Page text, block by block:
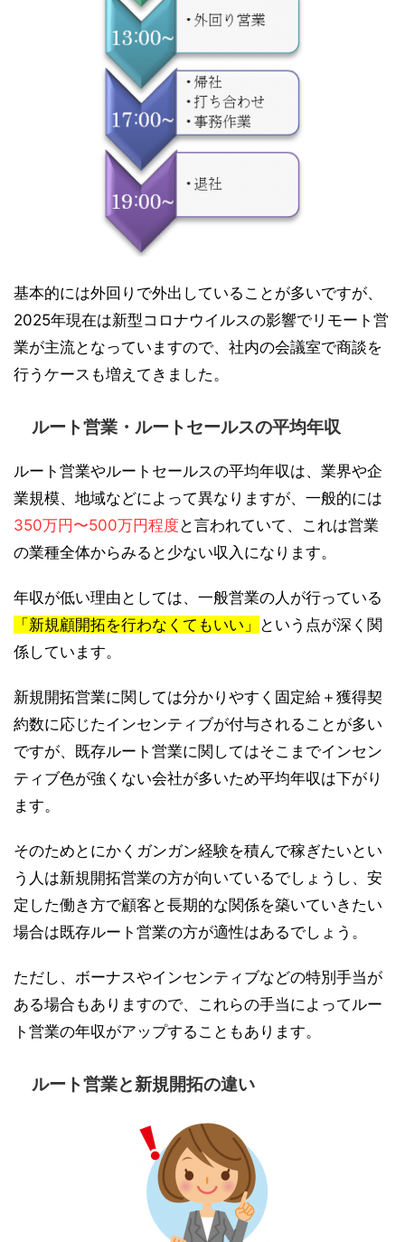
基本的には外回りで外出していることが多いですが、
2025年現在は新型コロナウイルスの影響でリモート営
業が主流となっていますので、社内の会議室で商談を
行うケースも増えてきました。
ルート営業・ルートセールスの平均年収
ルート営業やルートセールスの平均年収は、業界や企
業規模、地域などによって異なりますが、一般的には
350万円〜500万円程度と言われていて、これは営業
の業種全体からみると少ない収入になります。
年収が低い理由としては、一般営業の人が行っている
「新規顧開拓を行わなくてもいい」
という点が深く関
係しています。
新規開拓営業に関しては分かりやすく固定給＋獲得契
約数に応じたインセンティブが付与されることが多い
ですが、既存ルート営業に関してはそこまでインセン
ティブ色が強くない会社が多いため平均年収は下がり
ます。
そのためとにかくガンガン経験を積んで稼ぎたいとい
う人は新規開拓営業の方が向いているでしょうし、安
定した働き方で顧客と長期的な関係を築いていきたい
場合は既存ルート営業の方が適性はあるでしょう。
ただし、ボーナスやインセンティブなどの特別手当が
ある場合もありますので、これらの手当によってルー
ト営業の年収がアップすることもあります。
ルート営業と新規開拓の違い